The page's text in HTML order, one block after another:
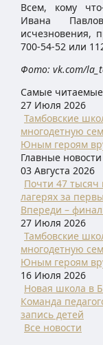
Всем, кому
Ивана
исчезновения,
700-54-52 или
Фото: vk.com/
Самые читаемые
27 Июля 2026
Тамбовские
многодетную
Юным героям
Главные новости
03 Августа 2026
Почти 47 тысяч
лагерях за
Впереди –
27 Июля 2026
Тамбовские
многодетную
Юным героям
16 Июля 2026
Новая школа в
Команда
запись детей
Все новости